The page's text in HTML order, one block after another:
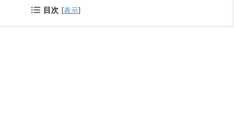
目次 [表示]